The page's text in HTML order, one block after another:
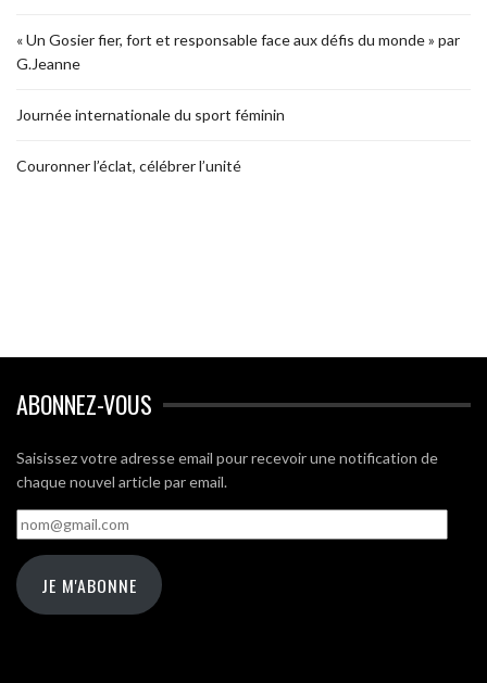
« Un Gosier fier, fort et responsable face aux défis du monde » par
G.Jeanne
Journée internationale du sport féminin
Couronner l’éclat, célébrer l’unité
ABONNEZ-VOUS
Saisissez votre adresse email pour recevoir une notification de
chaque nouvel article par email.
nom@gmail.com
JE M'ABONNE